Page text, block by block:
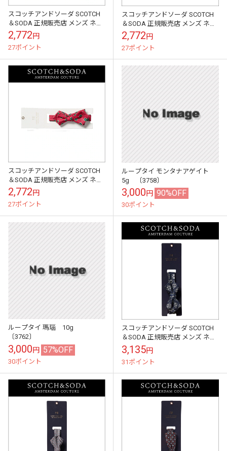
スコッチアンドソーダ SCOTCH
＆SODA 正規販売店 メンズ ネク
タイ Printed bow-tie 130981 04
A...
2,772円
27ポイント
スコッチアンドソーダ SCOTCH
＆SODA 正規販売店 メンズ ネク
タイ Printed bow-tie 130981 06
A...
2,772円
27ポイント
スコッチアンドソーダ SCOTCH
＆SODA 正規販売店 メンズ ネク
タイ Printed bow-tie 130981 07
A...
2,772円
27ポイント
ループタイ モンタナアゲイト
5g 〔3758〕
3,000円 90%OFF
30ポイント
ループタイ 瑪瑙 10g
〔3762〕
3,000円 57%OFF
30ポイント
スコッチアンドソーダ SCOTCH
＆SODA 正規販売店 メンズ ネク
タイ ALL-OVER PRINTED BOW-
TIE 77...
3,135円
31ポイント